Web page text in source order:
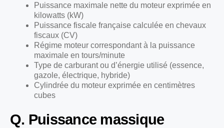
Puissance maximale nette du moteur exprimée en
kilowatts (kW)
Puissance fiscale française calculée en chevaux
fiscaux (CV)
Régime moteur correspondant à la puissance
maximale en tours/minute
Type de carburant ou d’énergie utilisé (essence,
gazole, électrique, hybride)
Cylindrée du moteur exprimée en centimètres
cubes
Q. Puissance massique